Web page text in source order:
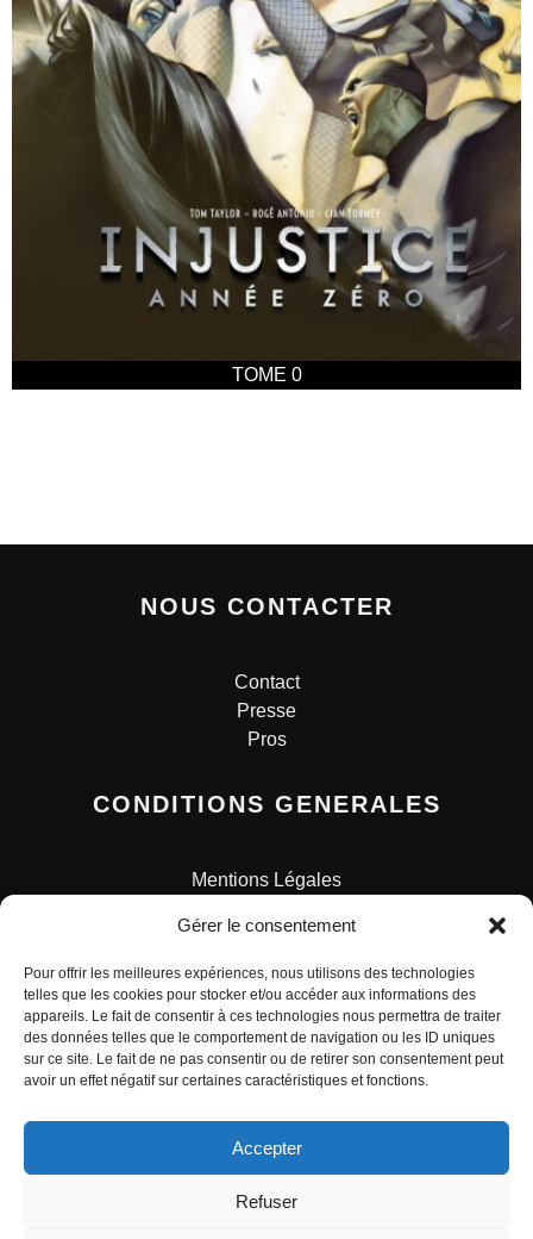
Gérer le consentement
Pour offrir les meilleures expériences, nous utilisons des technologies
telles que les cookies pour stocker et/ou accéder aux informations des
appareils. Le fait de consentir à ces technologies nous permettra de traiter
des données telles que le comportement de navigation ou les ID uniques
sur ce site. Le fait de ne pas consentir ou de retirer son consentement peut
avoir un effet négatif sur certaines caractéristiques et fonctions.
Accepter
Refuser
TOME 0
NOUS CONTACTER
Contact
Presse
Pros
CONDITIONS GENERALES
Mentions Légales
Charte pour la protection des données personnelles
© ALL RIGHTS RESERVED. URBAN COMICS POUR LES